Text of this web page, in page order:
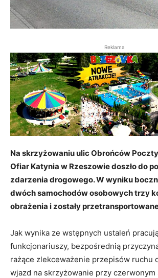
Reklama
Na skrzyżowaniu ulic Obrońców
Ofiar Katynia w Rzeszowie doszło do
zdarzenia drogowego. W wyniku
dwóch samochodów osobowych trzy
obrażenia i zostały
Jak wynika ze wstępnych ustaleń
funkcjonariuszy, bezpośrednią
rażące zlekceważenie przepisów ruchu
wjazd na skrzyżowanie przy czerwonym